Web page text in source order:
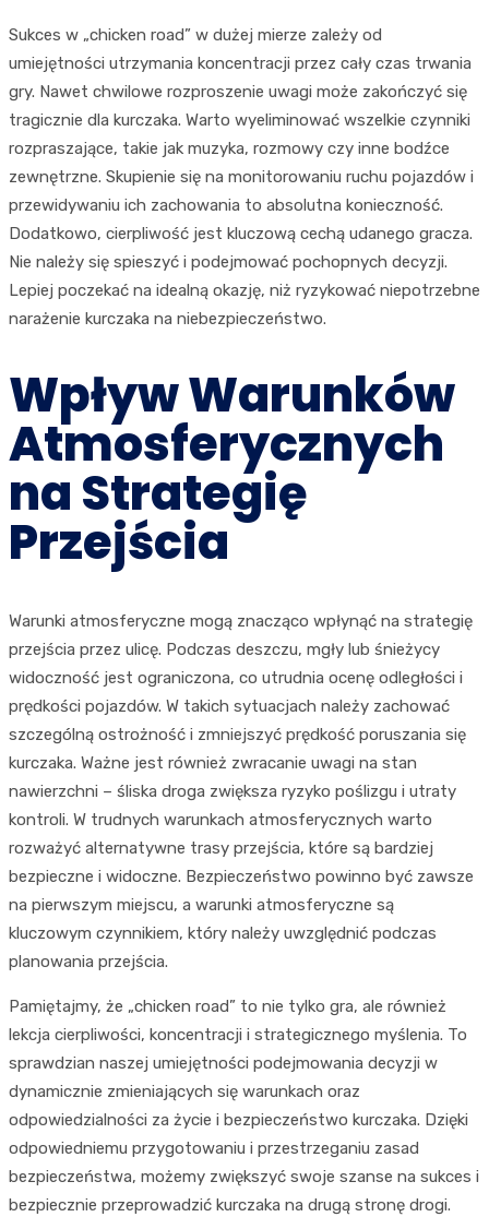
Sukces w „chicken road” w dużej mierze zależy od
umiejętności utrzymania koncentracji przez cały czas trwania
gry. Nawet chwilowe rozproszenie uwagi może zakończyć się
tragicznie dla kurczaka. Warto wyeliminować wszelkie czynniki
rozpraszające, takie jak muzyka, rozmowy czy inne bodźce
zewnętrzne. Skupienie się na monitorowaniu ruchu pojazdów i
przewidywaniu ich zachowania to absolutna konieczność.
Dodatkowo, cierpliwość jest kluczową cechą udanego gracza.
Nie należy się spieszyć i podejmować pochopnych decyzji.
Lepiej poczekać na idealną okazję, niż ryzykować niepotrzebne
narażenie kurczaka na niebezpieczeństwo.
Wpływ Warunków
Atmosferycznych
na Strategię
Przejścia
Warunki atmosferyczne mogą znacząco wpłynąć na strategię
przejścia przez ulicę. Podczas deszczu, mgły lub śnieżycy
widoczność jest ograniczona, co utrudnia ocenę odległości i
prędkości pojazdów. W takich sytuacjach należy zachować
szczególną ostrożność i zmniejszyć prędkość poruszania się
kurczaka. Ważne jest również zwracanie uwagi na stan
nawierzchni – śliska droga zwiększa ryzyko poślizgu i utraty
kontroli. W trudnych warunkach atmosferycznych warto
rozważyć alternatywne trasy przejścia, które są bardziej
bezpieczne i widoczne. Bezpieczeństwo powinno być zawsze
na pierwszym miejscu, a warunki atmosferyczne są
kluczowym czynnikiem, który należy uwzględnić podczas
planowania przejścia.
Pamiętajmy, że „chicken road” to nie tylko gra, ale również
lekcja cierpliwości, koncentracji i strategicznego myślenia. To
sprawdzian naszej umiejętności podejmowania decyzji w
dynamicznie zmieniających się warunkach oraz
odpowiedzialności za życie i bezpieczeństwo kurczaka. Dzięki
odpowiedniemu przygotowaniu i przestrzeganiu zasad
bezpieczeństwa, możemy zwiększyć swoje szanse na sukces i
bezpiecznie przeprowadzić kurczaka na drugą stronę drogi.